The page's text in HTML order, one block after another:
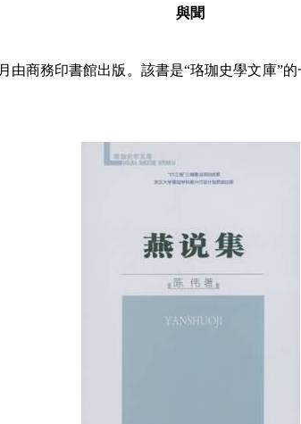
與聞
月由商務印書館出版。該書是“珞珈史學文庫”